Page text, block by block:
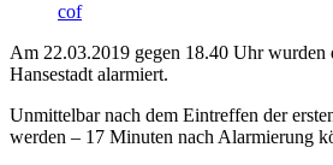
cof
Am 22.03.2019 gegen 18.40 Uhr wurden
Hansestadt alarmiert.
Unmittelbar nach dem Eintreffen der
werden – 17 Minuten nach Alarmierung